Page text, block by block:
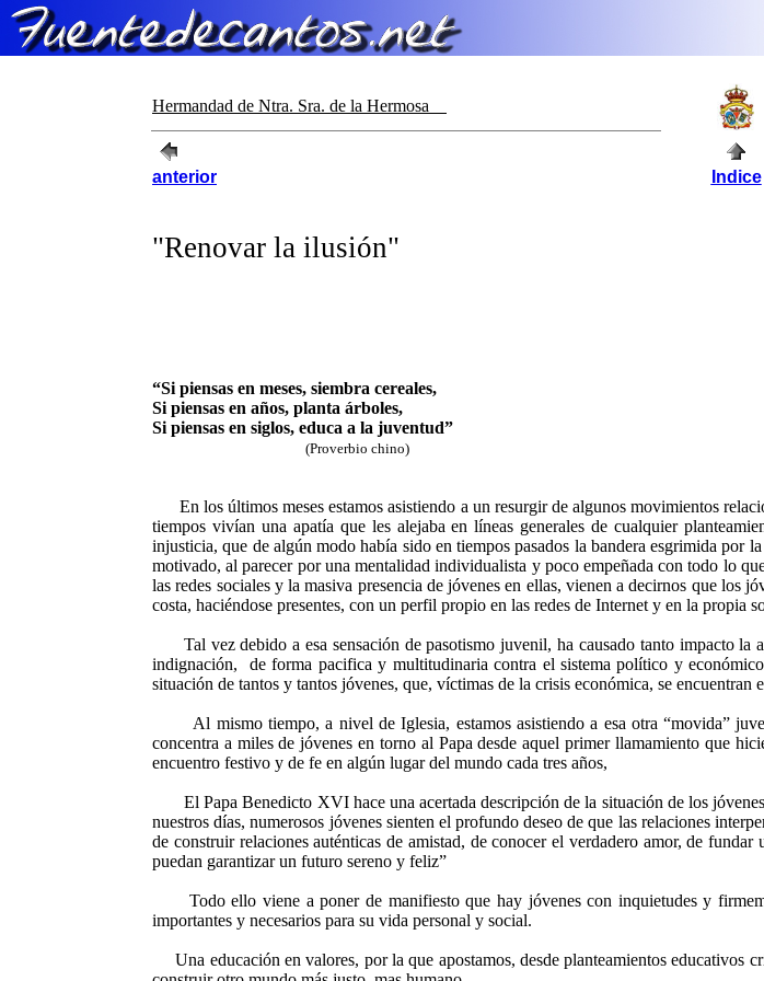
Hermandad de Ntra. Sra. de la Hermosa
anterior Indice
"Renovar la ilusión"
“Si piensas en meses, siembra cereales,
Si piensas en años, planta árboles,
Si piensas en siglos, educa a la juventud”
(Proverbio chino)
En los últimos meses estamos asistiendo a un resurgir de algunos movimientos
tiempos vivían una apatía que les alejaba en líneas generales de cualquier
injusticia, que de algún modo había sido en tiempos pasados la bandera esgrimida
motivado, al parecer por una mentalidad individualista y poco empeñada con todo lo
las redes sociales y la masiva presencia de jóvenes en ellas, vienen a decirnos que los
costa, haciéndose presentes, con un perfil propio en las redes de Internet y en la propia
Tal vez debido a esa sensación de pasotismo juvenil, ha causado tanto impacto
indignación, de forma pacifica y multitudinaria contra el sistema político y
situación de tantos y tantos jóvenes, que, víctimas de la crisis económica, se
Al mismo tiempo, a nivel de Iglesia, estamos asistiendo a esa otra “movida”
concentra a miles de jóvenes en torno al Papa desde aquel primer llamamiento que
encuentro festivo y de fe en algún lugar del mundo cada tres años,
El Papa Benedicto XVI hace una acertada descripción de la situación de los
nuestros días, numerosos jóvenes sienten el profundo deseo de que las relaciones
de construir relaciones auténticas de amistad, de conocer el verdadero amor, de
puedan garantizar un futuro sereno y feliz”
Todo ello viene a poner de manifiesto que hay jóvenes con inquietudes y
importantes y necesarios para su vida personal y social.
Una educación en valores, por la que apostamos, desde planteamientos educativos